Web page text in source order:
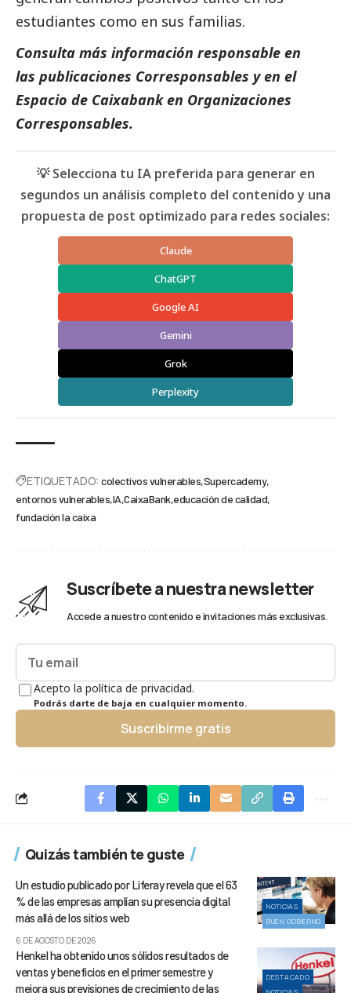
estudiantes como en sus familias.
Consulta más información responsable en
las publicaciones Corresponsables y en el
Espacio de Caixabanken Organizaciones
Corresponsables.
💡 Selecciona tu IA preferida para generar en
segundos un análisis completo del contenido y una
propuesta de post optimizado para redes sociales:
Claude
ChatGPT
Google AI
Gemini
Grok
Perplexity
ETIQUETADO: colectivos vulnerables Supercademy
entornos vulnerables IA CaixaBank educación de calidad
fundación la caixa
Suscríbete a nuestra newsletter
Accede a nuestro contenido e invitaciones más exclusivas.
Acepto la política de privacidad.
Podrás darte de baja en cualquier momento.
Suscribirme gratis
Quizás también te guste
NOTICIAS
BUEN GOBIERNO
Un estudio publicado por Liferay revela que el 63
% de las empresas amplían su presencia digital
más allá de los sitios web
6 DE AGOSTO DE 2026
DESTACADO
Henkel ha obtenido unos sólidos resultados de
ventas y beneficios en el primer semestre y
mejora sus previsiones de crecimiento de las